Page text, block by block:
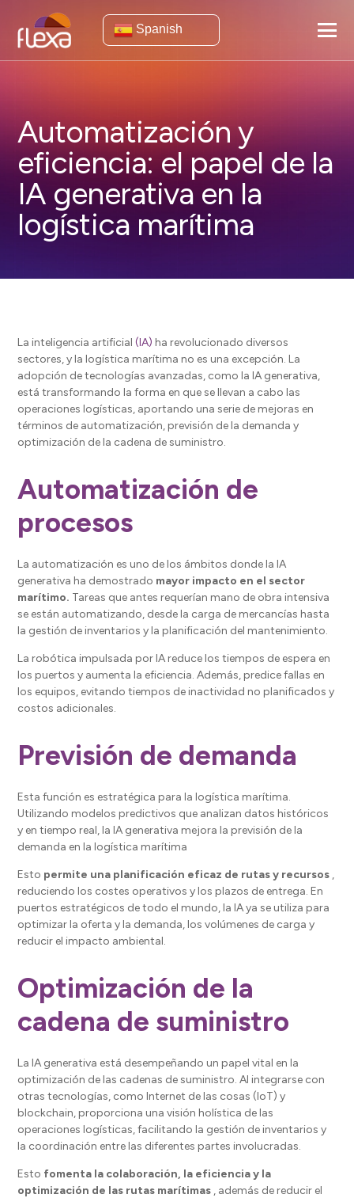
Spanish
Automatización y
eficiencia: el papel de la
IA generativa en la
logística marítima
La inteligencia artificial(IA) ha revolucionado diversos
sectores, y la logística marítima no es una excepción. La
adopción de tecnologías avanzadas, como la IA generativa,
está transformando la forma en que se llevan a cabo las
operaciones logísticas, aportando una serie de mejoras en
términos de automatización, previsión de la demanda y
optimización de la cadena de suministro.
Automatización de
procesos
La automatización es uno de los ámbitos donde la IA
generativa ha demostrado mayor impacto en el sector
marítimo. Tareas que antes requerían mano de obra intensiva
se están automatizando, desde la carga de mercancías hasta
la gestión de inventarios y la planificación del mantenimiento.
La robótica impulsada por IA reduce los tiempos de espera en
los puertos y aumenta la eficiencia. Además, predice fallas en
los equipos, evitando tiempos de inactividad no planificados y
costos adicionales.
Previsión de demanda
Esta función es estratégica para la logística marítima.
Utilizando modelos predictivos que analizan datos históricos
y en tiempo real, la IA generativa mejora la previsión de la
demanda en la logística marítima
Esto permite una planificación eficaz de rutas y recursos ,
reduciendo los costes operativos y los plazos de entrega. En
puertos estratégicos de todo el mundo, la IA ya se utiliza para
optimizar la oferta y la demanda, los volúmenes de carga y
reducir el impacto ambiental.
Optimización de la
cadena de suministro
La IA generativa está desempeñando un papel vital en la
optimización de las cadenas de suministro. Al integrarse con
otras tecnologías, como Internet de las cosas (IoT) y
blockchain, proporciona una visión holística de las
operaciones logísticas, facilitando la gestión de inventarios y
la coordinación entre las diferentes partes involucradas.
Esto fomenta la colaboración, la eficiencia y la
optimización de las rutas marítimas , además de reducir el